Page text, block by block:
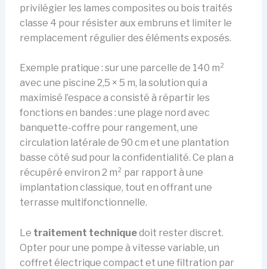
privilégier les lames composites ou bois traités
classe 4 pour résister aux embruns et limiter le
remplacement régulier des éléments exposés.
Exemple pratique : sur une parcelle de 140 m²
avec une piscine 2,5 × 5 m, la solution qui a
maximisé l’espace a consisté à répartir les
fonctions en bandes : une plage nord avec
banquette-coffre pour rangement, une
circulation latérale de 90 cm et une plantation
basse côté sud pour la confidentialité. Ce plan a
récupéré environ 2 m² par rapport à une
implantation classique, tout en offrant une
terrasse multifonctionnelle.
Le traitement techniquedoit rester discret.
Opter pour une pompe à vitesse variable, un
coffret électrique compact et une filtration par